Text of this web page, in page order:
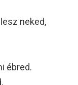
neked,
ébred.